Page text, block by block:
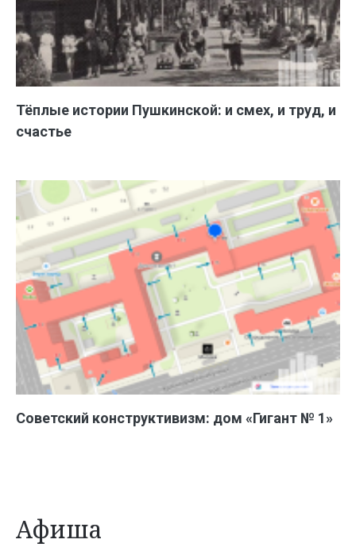
Тёплые истории Пушкинской: и смех, и труд, и
счастье
Советский конструктивизм: дом «Гигант № 1»
Афиша